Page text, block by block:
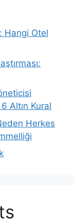
Hangi Otel
Altın Kural
Herkes